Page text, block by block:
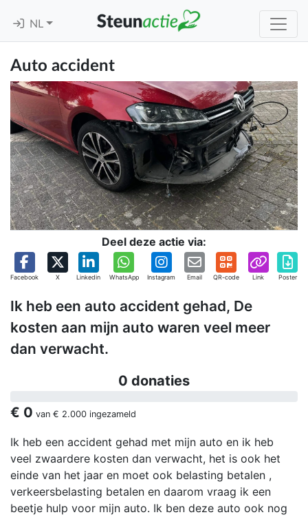
NL
Auto accident
Deel deze actie via:
Facebook X Linkedin WhatsApp Instagram Email QR-code Link Poster
Ik heb een auto accident gehad, De
kosten aan mijn auto waren veel meer
dan verwacht.
0 donaties
€ 0 van € 2.000 ingezameld
Ik heb een accident gehad met mijn auto en ik heb
veel zwaardere kosten dan verwacht, het is ook het
einde van het jaar en moet ook belasting betalen ,
verkeersbelasting betalen en daarom vraag ik een
beetje hulp voor mijn auto. Ik ben deze auto ook nog